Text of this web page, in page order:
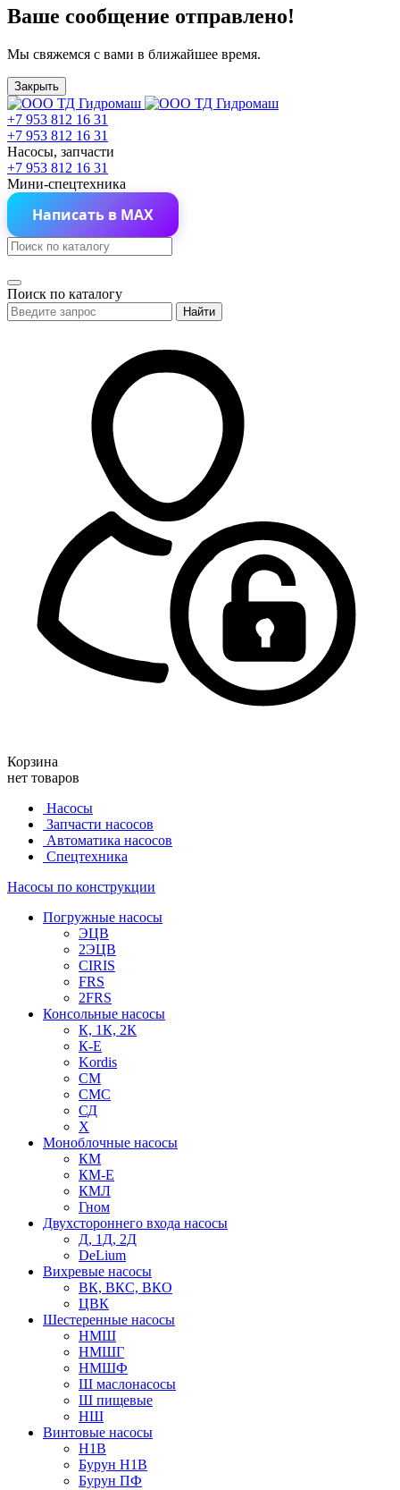
Ваше сообщение отправлено!
Мы свяжемся с вами в ближайшее время.
Закрыть
+7 953 812 16 31
+7 953 812 16 31
Насосы, запчасти
+7 953 812 16 31
Мини-спецтехника
Написать в MAX
Поиск по каталогу
Найти
Корзина
нет товаров
Насосы
Запчасти насосов
Автоматика насосов
Спецтехника
Насосы по конструкции
Погружные насосы
ЭЦВ
2ЭЦВ
CIRIS
FRS
2FRS
Консольные насосы
К, 1К, 2К
К-Е
Kordis
СМ
СМС
СД
Х
Моноблочные насосы
КМ
КМ-Е
КМЛ
Гном
Двухстороннего входа насосы
Д, 1Д, 2Д
DeLium
Вихревые насосы
ВК, ВКС, ВКО
ЦВК
Шестеренные насосы
НМШ
НМШГ
НМШФ
Ш маслонасосы
Ш пищевые
НШ
Винтовые насосы
Н1В
Бурун Н1В
Бурун ПФ